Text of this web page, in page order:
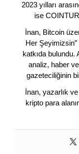
2023 yılları
ise
İnan, Bitcoin
Her Şeyimizsin”
katkıda bulundu.
analiz, haber
gazeteciliğinin
İnan, yazarlık
kripto para